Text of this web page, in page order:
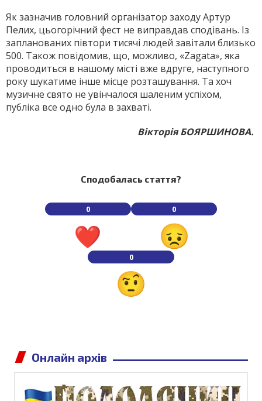
Як зазначив головний організатор заходу Артур
Пелих, цьогорічний фест не виправдав сподівань. Із
запланованих півтори тисячі людей завітали близько
500. Також повідомив, що, можливо, «Zagata», яка
проводиться в нашому місті вже вдруге, наступного
року шукатиме інше місце розташування. Та хоч
музичне свято не увінчалося шаленим успіхом,
публіка все одно була в захваті.
Вікторія БОЯРШИНОВА.
Сподобалась стаття?
0 0
0
Онлайн архів